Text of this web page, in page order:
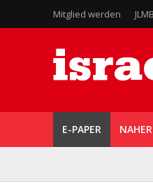
Mitglied werden
E-PAPER